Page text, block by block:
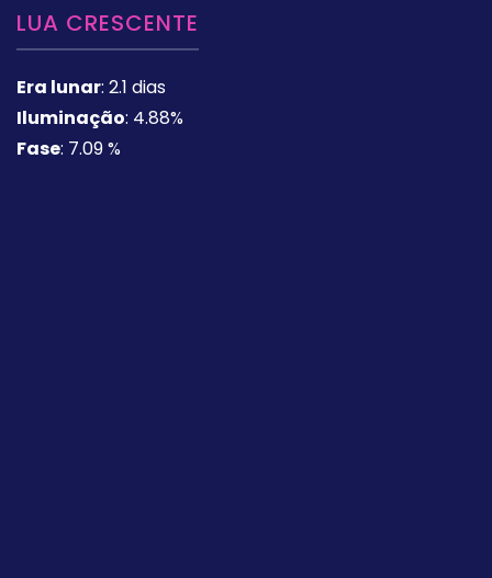
LUA CRESCENTE
Era lunar: 2.1 dias
Iluminação: 4.88%
Fase: 7.09 %